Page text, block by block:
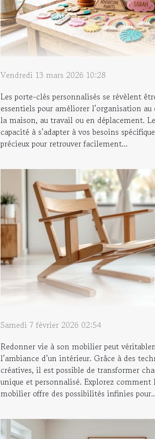
Vendredi 13 mars 2026 10:28
Les porte-clés personnalisés se révèlent
essentiels pour améliorer l’organisation
la maison, au travail ou en déplacement.
capacité à s’adapter à vos besoins
précieux pour retrouver facilement...
Samedi 7 février 2026 02:54
Redonner vie à son mobilier peut
l’ambiance d’un intérieur. Grâce à des
créatives, il est possible de transformer
unique et personnalisé. Explorez
mobilier offre des possibilités infinies